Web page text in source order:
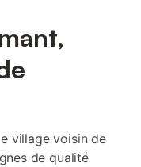
village voisin de
de qualité